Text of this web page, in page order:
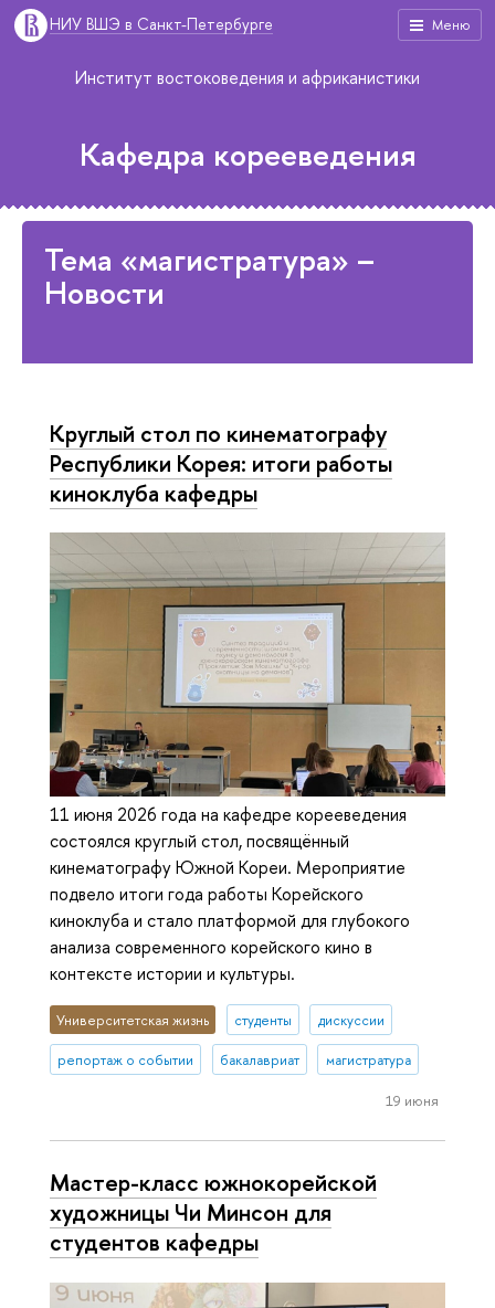
Меню
НИУ ВШЭ в Санкт-Петербурге
Институт востоковедения и африканистики
Кафедра корееведения
Тема «магистратура» –
Новости
Круглый стол по кинематографу
Республики Корея: итоги работы
киноклуба кафедры
11 июня 2026 года на кафедре корееведения
состоялся круглый стол, посвящённый
кинематографу Южной Кореи. Мероприятие
подвело итоги года работы Корейского
киноклуба и стало платформой для глубокого
анализа современного корейского кино в
контексте истории и культуры.
Университетская жизнь студенты дискуссии
репортаж о событии бакалавриат магистратура
19 июня
Мастер-класс южнокорейской
художницы Чи Минсон для
студентов кафедры